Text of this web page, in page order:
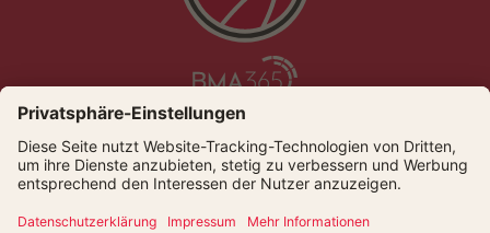
Die Bamberg Baskets live und auf Abruf bei Dyn
© Bamberger Basketball GmbH
Presse
Datenschutz